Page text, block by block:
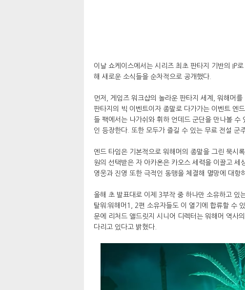
이날 쇼케이스에서는 시리즈 최초 판타지 기반의 IP
해 새로운 소식들을 순차적으로 공개했다.
먼저, 게임즈 워크샵의 놀라운 판타지 세계, 워해머
판타지의 빅 이벤트이자 종말로 다가가는 이벤트 엔
들 팩에서는 나가쉬와 휘하 언데드 군단을 만나볼
인 등장한다. 또한 모두가 즐길 수 있는 무료 전설 군
엔드 타임은 기본적으로 워해머의 종말을 그린 묵시
원의 선택받은 자 아카온은 카오스 세력을 이끌고 세
영웅과 진영 또한 극적인 동맹을 체결해 멸망에 대항
올해 초 발표대로 이제 3부작 중 하나만 소유하고 있
탈워:워해머1, 2편 소유자들도 이 열기에 합류할 수
문에 리처드 앨드릿지 시니어 디렉터는 워해머 역사
다리고 있다고 밝혔다.